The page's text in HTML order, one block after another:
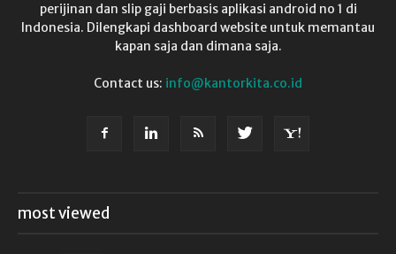
perijinan dan slip gaji berbasis aplikasi android no 1 di
Indonesia. Dilengkapi dashboard website untuk memantau
kapan saja dan dimana saja.
Contact us: info@kantorkita.co.id
most viewed